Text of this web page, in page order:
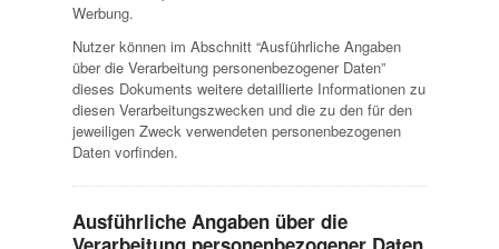
Werbung.
Nutzer können im Abschnitt “Ausführliche Angaben
über die Verarbeitung personenbezogener Daten”
dieses Dokuments weitere detaillierte Informationen zu
diesen Verarbeitungszwecken und die zu den für den
jeweiligen Zweck verwendeten personenbezogenen
Daten vorfinden.
Ausführliche Angaben über die